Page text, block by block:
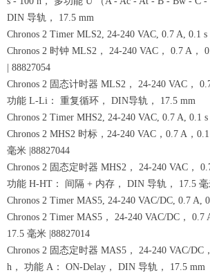
DIN 导轨， 17.5 mm
Chronos 2 Timer MLS2, 24-240 VAC, 0.7 A, 0.1
Chronos 2 时钟 MLS2， 24-240 VAC， 0.7 A，
| 88827054
Chronos 2 固态计时器 MLS2， 24-240 VAC，
功能 L-Li： 重复循环， DIN导轨， 17.5 mm
Chronos 2 Timer MHS2, 24-240 VAC, 0.7 A, 0.1
Chronos 2 MHS2 时标，24-240 VAC，0.7 A，
毫米 |88827044
Chronos 2 固态定时器 MHS2， 24-240 VAC，
功能 H-HT： 间隔 + 内存， DIN 导轨， 17.5
Chronos 2 Timer MAS5, 24-240 VAC/DC, 0.7 A,
Chronos 2 Timer MAS5， 24-240 VAC/DC， 0.7
17.5 毫米 |88827014
Chronos 2 固态定时器 MAS5， 24-240 VAC/DC
h， 功能 A： ON-Delay， DIN 导轨， 17.5 mm